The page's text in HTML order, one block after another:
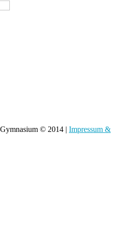
© 2014 | Impressum &